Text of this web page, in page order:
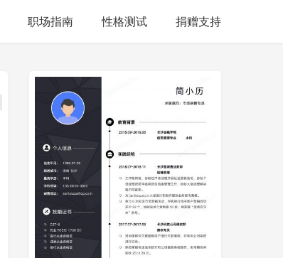
职场指南 性格测试 捐赠支持